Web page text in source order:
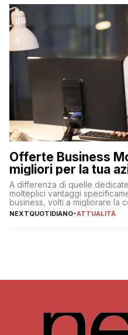
Offerte Business
migliori per la tua
A differenza di quelle
molteplici vantaggi
business, volti a migliorare la
degli utenti
NEXTQUOTIDIANO-ATTUALITÀ